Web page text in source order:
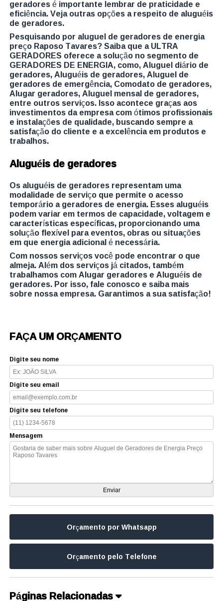
geradores é importante lembrar de praticidade e
eficiência. Veja outras opções a respeito de aluguéis
de geradores.
Pesquisando por aluguel de geradores de energia
preço Raposo Tavares? Saiba que a ULTRA
GERADORES oferece a solução no segmento de
GERADORES DE ENERGIA, como, Aluguel diário de
geradores, Aluguéis de geradores, Aluguel de
geradores de emergência, Comodato de geradores,
Alugar geradores, Aluguel mensal de geradores,
entre outros serviços. Isso acontece graças aos
investimentos da empresa com ótimos profissionais
e instalações de qualidade, buscando sempre a
satisfação do cliente e a excelência em produtos e
trabalhos.
Aluguéis de geradores
Os aluguéis de geradores representam uma
modalidade de serviço que permite o acesso
temporário a geradores de energia. Esses aluguéis
podem variar em termos de capacidade, voltagem e
características específicas, proporcionando uma
solução flexível para eventos, obras ou situações
em que energia adicional é necessária.
Com nossos serviços você pode encontrar o que
almeja. Além dos serviços já citados, também
trabalhamos com Alugar geradores e Aluguéis de
geradores. Por isso, fale conosco e saiba mais
sobre nossa empresa. Garantimos a sua satisfação!
FAÇA UM ORÇAMENTO
Digite seu nome
Digite seu email
Digite seu telefone
Mensagem
Orçamento por Whatsapp
Orçamento pelo Telefone
Páginas Relacionadas